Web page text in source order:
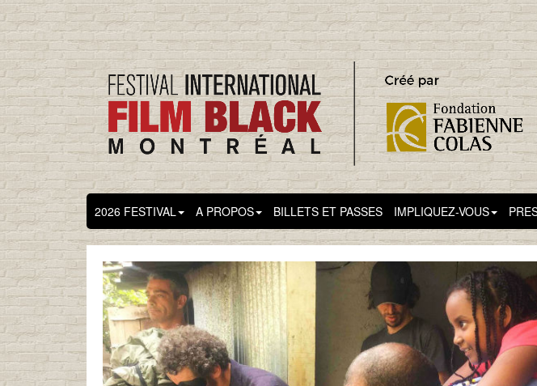
2026 FESTIVAL A PROPOS BILLETS ET PASSES IMPLIQUEZ-VOUS